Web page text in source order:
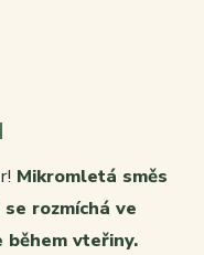
Mikromletá směs
rozmíchá ve
vteřiny.